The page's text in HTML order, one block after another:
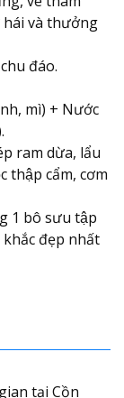
hái và thưởng
đáo.
mì) + Nước
ram dừa, lẩu
thập cẩm, cơm
1 bô sưu tập
đẹp nhất
tại Cồn